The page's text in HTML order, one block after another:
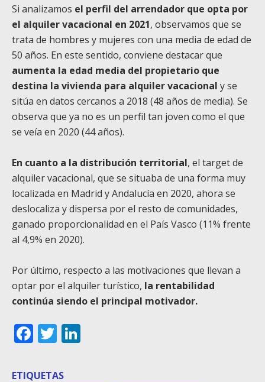
Si analizamos el perfil del arrendador que opta por
el alquiler vacacional en 2021, observamos que se
trata de hombres y mujeres con una media de edad de
50 años. En este sentido, conviene destacar que
aumenta la edad media del propietario que
destina la vivienda para alquiler vacacional y se
sitúa en datos cercanos a 2018 (48 años de media). Se
observa que ya no es un perfil tan joven como el que
se veía en 2020 (44 años).
En cuanto a la distribución territorial, el target de
alquiler vacacional, que se situaba de una forma muy
localizada en Madrid y Andalucía en 2020, ahora se
deslocaliza y dispersa por el resto de comunidades,
ganado proporcionalidad en el País Vasco (11% frente
al 4,9% en 2020).
Por último, respecto a las motivaciones que llevan a
optar por el alquiler turístico, la rentabilidad
continúa siendo el principal motivador.
Facebook
Twitter
ETIQUETAS